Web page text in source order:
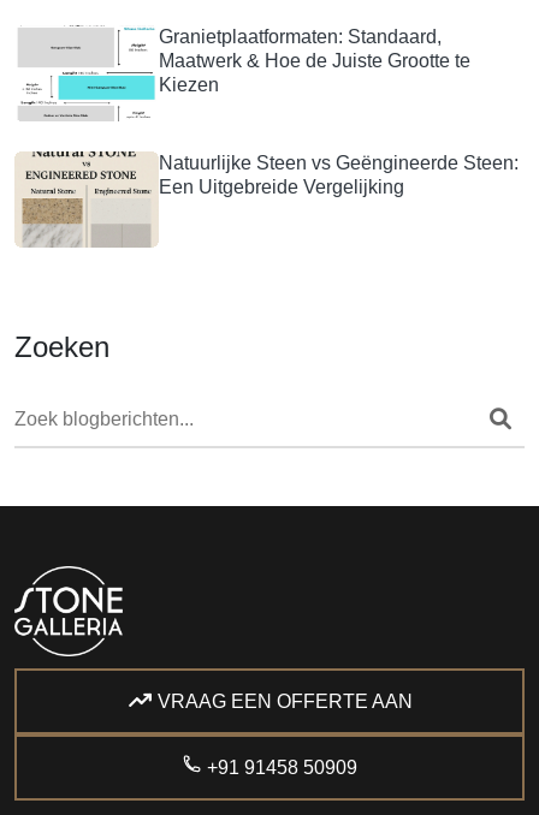
Granietplaatformaten: Standaard,
Maatwerk & Hoe de Juiste Grootte te
Kiezen
Natuurlijke Steen vs Geëngineerde Steen:
Een Uitgebreide Vergelijking
Zoeken
VRAAG EEN OFFERTE AAN
+91 91458 50909